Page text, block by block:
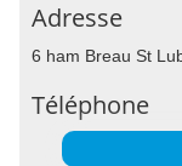
Adresse
6 ham Breau St
Téléphone